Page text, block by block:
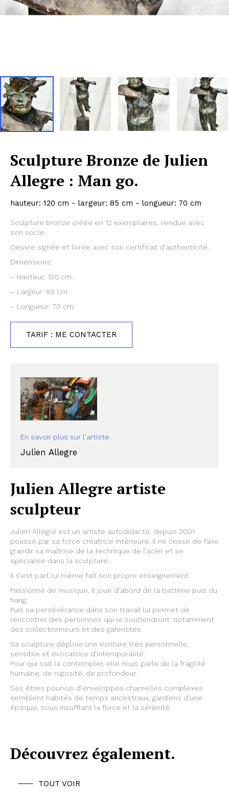
Sculpture Bronze de Julien
Allegre : Man go.
hauteur: 120 cm - largeur: 85 cm - longueur: 70 cm
Sculpture bronze créée en 12 exemplaires, vendue avec
son socle.
Oeuvre signée et livrée avec son certificat d’authenticité.
Dimensions:
– Hauteur: 120 cm.
– Largeur: 85 cm.
– Longueur: 70 cm.
TARIF : ME CONTACTER
En savoir plus sur l'artiste
Julien Allegre
Julien Allegre artiste
sculpteur
Julien Allegre est un artiste autodidacte, depuis 2001
poussé par sa force créatrice intérieure, il ne cesse de faire
grandir sa maîtrise de la technique de l’acier et se
spécialise dans la sculpture.
Il s’est part lui même fait son propre enseignement.
Passionné de musique, il joue d’abord de la batterie puis du
hang.
Puis sa persévérance dans son travail lui permet de
rencontrer des personnes qui le soutiendront: notamment
des collectionneurs et des galeristes.
Sa sculpture déploie une écriture très personnelle,
sensible et évocatrice d’intemporalité.
Pour qui sait la contempler, elle nous parle de la fragilité
humaine, de rugosité, de profondeur.
Ses êtres pourvus d’enveloppes charnelles complexes
semblent habités de temps ancestraux, gardiens d’une
époque, nous insufflant la force et la sérénité.
Découvrez également.
TOUT VOIR